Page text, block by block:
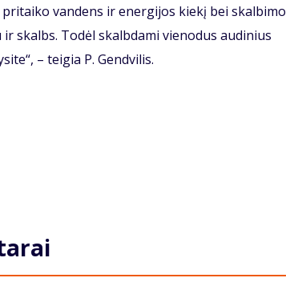
vandens ir energijos kiekį bei skalbimo
skalbs. Todėl skalbdami vienodus audinius
– teigia P. Gendvilis.